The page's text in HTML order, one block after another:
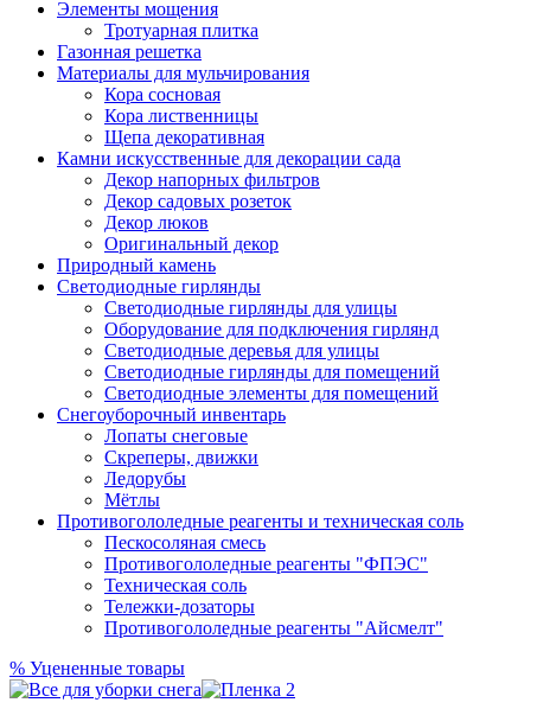
Элементы мощения
Тротуарная плитка
Газонная решетка
Материалы для мульчирования
Кора сосновая
Кора лиственницы
Щепа декоративная
Камни искусственные для декорации сада
Декор напорных фильтров
Декор садовых розеток
Декор люков
Оригинальный декор
Природный камень
Светодиодные гирлянды
Светодиодные гирлянды для улицы
Оборудование для подключения гирлянд
Светодиодные деревья для улицы
Светодиодные гирлянды для помещений
Светодиодные элементы для помещений
Снегоуборочный инвентарь
Лопаты снеговые
Скреперы, движки
Ледорубы
Мётлы
Противогололедные реагенты и техническая соль
Пескосоляная смесь
Противогололедные реагенты "ФПЭС"
Техническая соль
Тележки-дозаторы
Противогололедные реагенты "Айсмелт"
% Уцененные товары